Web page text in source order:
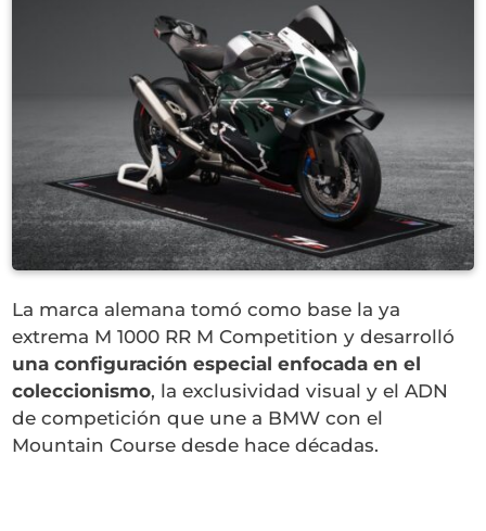
La marca alemana tomó como base la ya
extrema M 1000 RR M Competition y desarrolló
una configuración especial enfocada en el
coleccionismo, la exclusividad visual y el ADN
de competición que une a BMW con el
Mountain Course desde hace décadas.